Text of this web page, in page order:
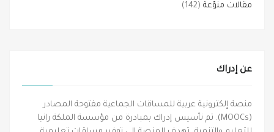
مقالات منوّعة (142)
عن إدراك
منصة إلكترونية عربية للمساقات الجماعية مفتوحة المصادر
(MOOCs). تم تأسيس إدراك بمبادرة من مؤسسة الملكة رانيا